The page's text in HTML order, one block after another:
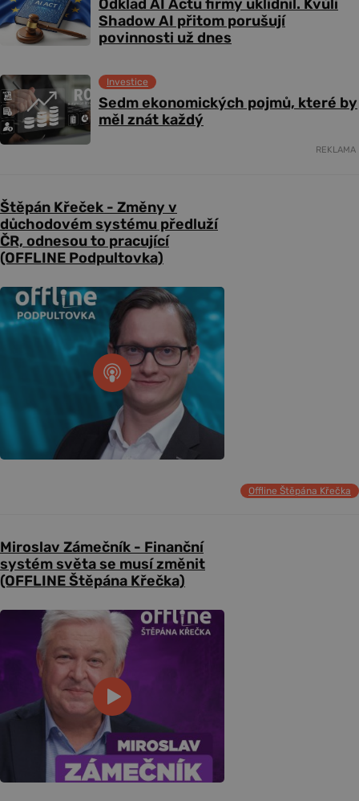
Odklad AI Actu firmy uklidnil. Kvůli
Shadow AI přitom porušují
povinnosti už dnes
Sedm ekonomických pojmů, které by
měl znát každý
Investice
REKLAMA
Štěpán Křeček - Změny v
důchodovém systému předluží
ČR, odnesou to pracující
(OFFLINE Podpultovka)
Offline Štěpána Křečka
Miroslav Zámečník - Finanční
systém světa se musí změnit
(OFFLINE Štěpána Křečka)